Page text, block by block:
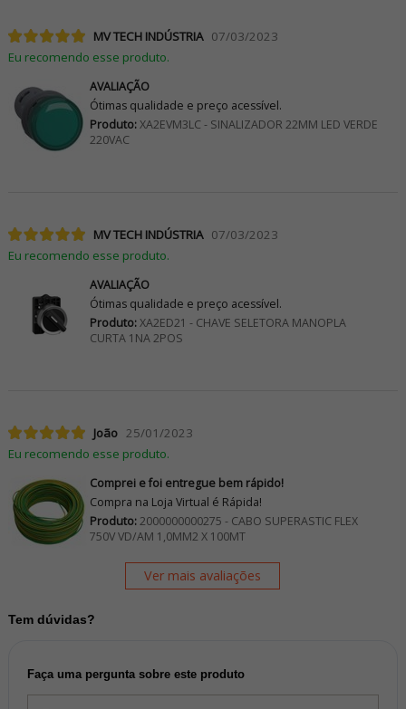
MV TECH INDÚSTRIA 07/03/2023
Eu recomendo esse produto.
AVALIAÇÃO
Ótimas qualidade e preço acessível.
Produto:XA2EVM3LC - SINALIZADOR 22MM LED VERDE
220VAC
MV TECH INDÚSTRIA 07/03/2023
Eu recomendo esse produto.
AVALIAÇÃO
Ótimas qualidade e preço acessível.
Produto:XA2ED21 - CHAVE SELETORA MANOPLA
CURTA 1NA 2POS
João 25/01/2023
Eu recomendo esse produto.
Comprei e foi entregue bem rápido!
Compra na Loja Virtual é Rápida!
Produto:2000000000275 - CABO SUPERASTIC FLEX
750V VD/AM 1,0MM2 X 100MT
Ver mais avaliações
Tem dúvidas?
Faça uma pergunta sobre este produto